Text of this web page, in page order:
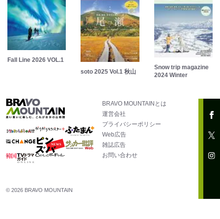
Fall Line 2026 VOL.1
soto 2025 Vol.1 秋山
Snow trip magazine
2024 Winter
BRAVO MOUNTAINとは
運営会社
プライバシーポリシー
Web広告
雑誌広告
お問い合わせ
© 2026 BRAVO MOUNTAIN